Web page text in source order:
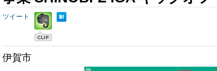
ツイート
伊賀市